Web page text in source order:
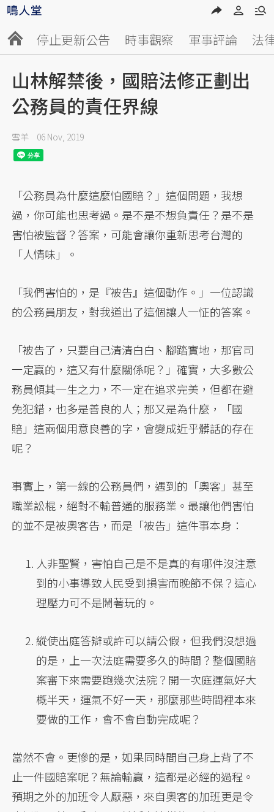
停止更新公告 時事觀察 軍事評論 法
山林解禁後，國賠法修正劃出
公務員的責任界線
雪羊 06 Nov, 2019
「公務員為什麼這麼怕國賠？」這個問題，我想
過，你可能也思考過。是不是不想負責任？是不是
害怕被監督？答案，可能會讓你重新思考台灣的
「人情味」。
「我們害怕的，是『被告』這個動作。」一位認識
的公務員朋友，對我道出了這個讓人一怔的答案。
「被告了，只要自己清清白白、腳踏實地，那官司
一定贏的，這又有什麼關係呢？」確實，大多數公
務員傾其一生之力，不一定在追求完美，但都在避
免犯錯，也多是善良的人；那又是為什麼，「國
賠」這兩個用意良善的字，會變成近乎髒話的存在
呢？
事實上，第一線的公務員們，遇到的「奧客」甚至
職業訟棍，絕對不輸普通的服務業。最讓他們害怕
的並不是被奧客告，而是「被告」這件事本身：
人非聖賢，害怕自己是不是真的有哪件沒注意
到的小事導致人民受到損害而晚節不保？這心
理壓力可不是鬧著玩的。
縱使出庭答辯或許可以請公假，但我們沒想過
的是，上一次法庭需要多久的時間？整個國賠
案審下來需要跑幾次法院？開一次庭運氣好大
概半天，運氣不好一天，那麼那些時間裡本來
要做的工作，會不會自動完成呢？
當然不會。更慘的是，如果同時間自己身上背了不
止一件國賠案呢？無論輸贏，這都是必經的過程。
預期之外的加班令人厭惡，來自奧客的加班更是令